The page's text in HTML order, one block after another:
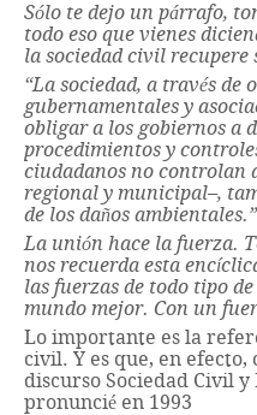
Sólo te dejo un párrafo,
todo eso que vienes
la sociedad civil recupere
“La sociedad, a través de
gubernamentales y
obligar a los gobiernos a
procedimientos y
ciudadanos no controlan
regional y municipal–,
de los daños ambientales.”
La unión hace la fuerza.
nos recuerda esta
las fuerzas de todo tipo
mundo mejor. Con un
Lo importante es la
civil. Y es que, en
discurso Sociedad Civil
pronuncié en 1993